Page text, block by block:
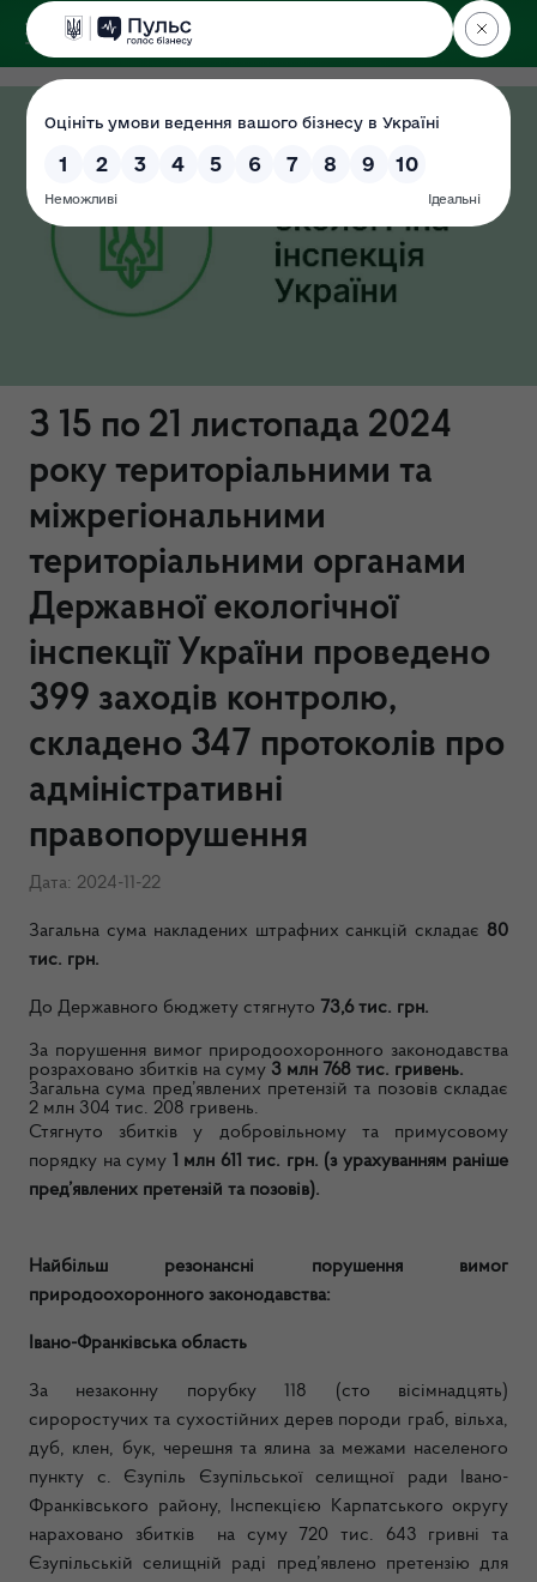
ДЕРЖЕКОІНСПЕКЦІЯ
З 15 по 21 листопада 2024
року територіальними та
міжрегіональними
територіальними органами
Державної екологічної
інспекції України проведено
399 заходів контролю,
складено 347 протоколів про
адміністративні
правопорушення
Дата: 2024-11-22
Загальна сума накладених штрафних санкцій складає 80
тис. грн.
До Державного бюджету стягнуто 73,6 тис. грн.
За порушення вимог природоохоронного законодавства
розраховано збитків на суму 3 млн 768 тис. гривень.
Загальна сума пред’явлених претензій та позовів складає
2 млн 304 тис. 208 гривень.
Стягнуто збитків у добровільному та примусовому
порядку на суму 1 млн 611 тис. грн. (з урахуванням раніше
пред’явлених претензій та позовів).
Найбільш резонансні порушення вимог
природоохоронного законодавства:
Івано-Франківська область
За незаконну порубку 118 (сто вісімнадцять)
сироростучих та сухостійних дерев породи граб, вільха,
дуб, клен, бук, черешня та ялина за межами населеного
пункту с. Єзупіль Єзупільської селищної ради Івано-
Франківського району, Інспекцією Карпатського округу
нараховано збитків на суму 720 тис. 643 гривні та
Єзупільській селищній раді пред’явлено претензію для